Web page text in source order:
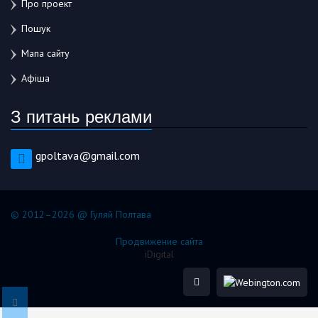
Про проект
Пошук
Мапа сайту
Афіша
З питань реклами
gpoltava@gmail.com
© 2012–2026 @ Гуляй Полтава
Продвижение сайта
iDigital